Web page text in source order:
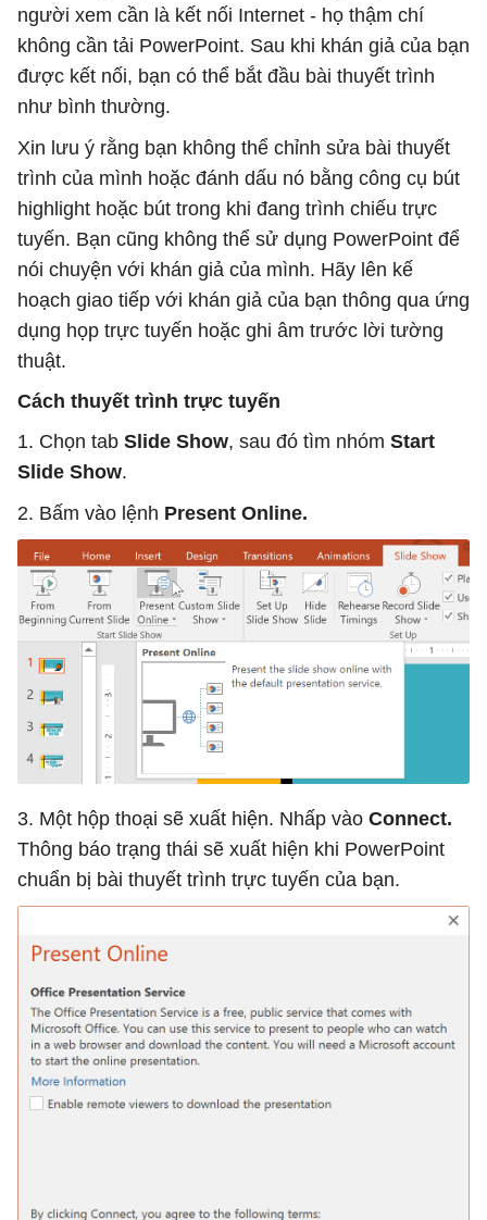
người xem cần là kết nối Internet - họ thậm chí
không cần tải PowerPoint. Sau khi khán giả của bạn
được kết nối, bạn có thể bắt đầu bài thuyết trình
như bình thường.
Xin lưu ý rằng bạn không thể chỉnh sửa bài thuyết
trình của mình hoặc đánh dấu nó bằng công cụ bút
highlight hoặc bút trong khi đang trình chiếu trực
tuyến. Bạn cũng không thể sử dụng PowerPoint để
nói chuyện với khán giả của mình. Hãy lên kế
hoạch giao tiếp với khán giả của bạn thông qua ứng
dụng họp trực tuyến hoặc ghi âm trước lời tường
thuật.
Cách thuyết trình trực tuyến
1. Chọn tab Slide Show, sau đó tìm nhóm Start
Slide Show.
2. Bấm vào lệnh Present Online.
3. Một hộp thoại sẽ xuất hiện. Nhấp vào Connect.
Thông báo trạng thái sẽ xuất hiện khi PowerPoint
chuẩn bị bài thuyết trình trực tuyến của bạn.